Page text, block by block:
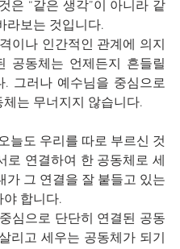
은 “같은 생각”이 아니라 같
라보는 것입니다.
공동체는 언제든지 흔들릴
. 그러나 예수님을 중심으로
체는 무너지지 않습니다.
로 연결하여 한 공동체로 세
가 그 연결을 잘 붙들고 있는
합니다.
리고 세우는 공동체가 되기